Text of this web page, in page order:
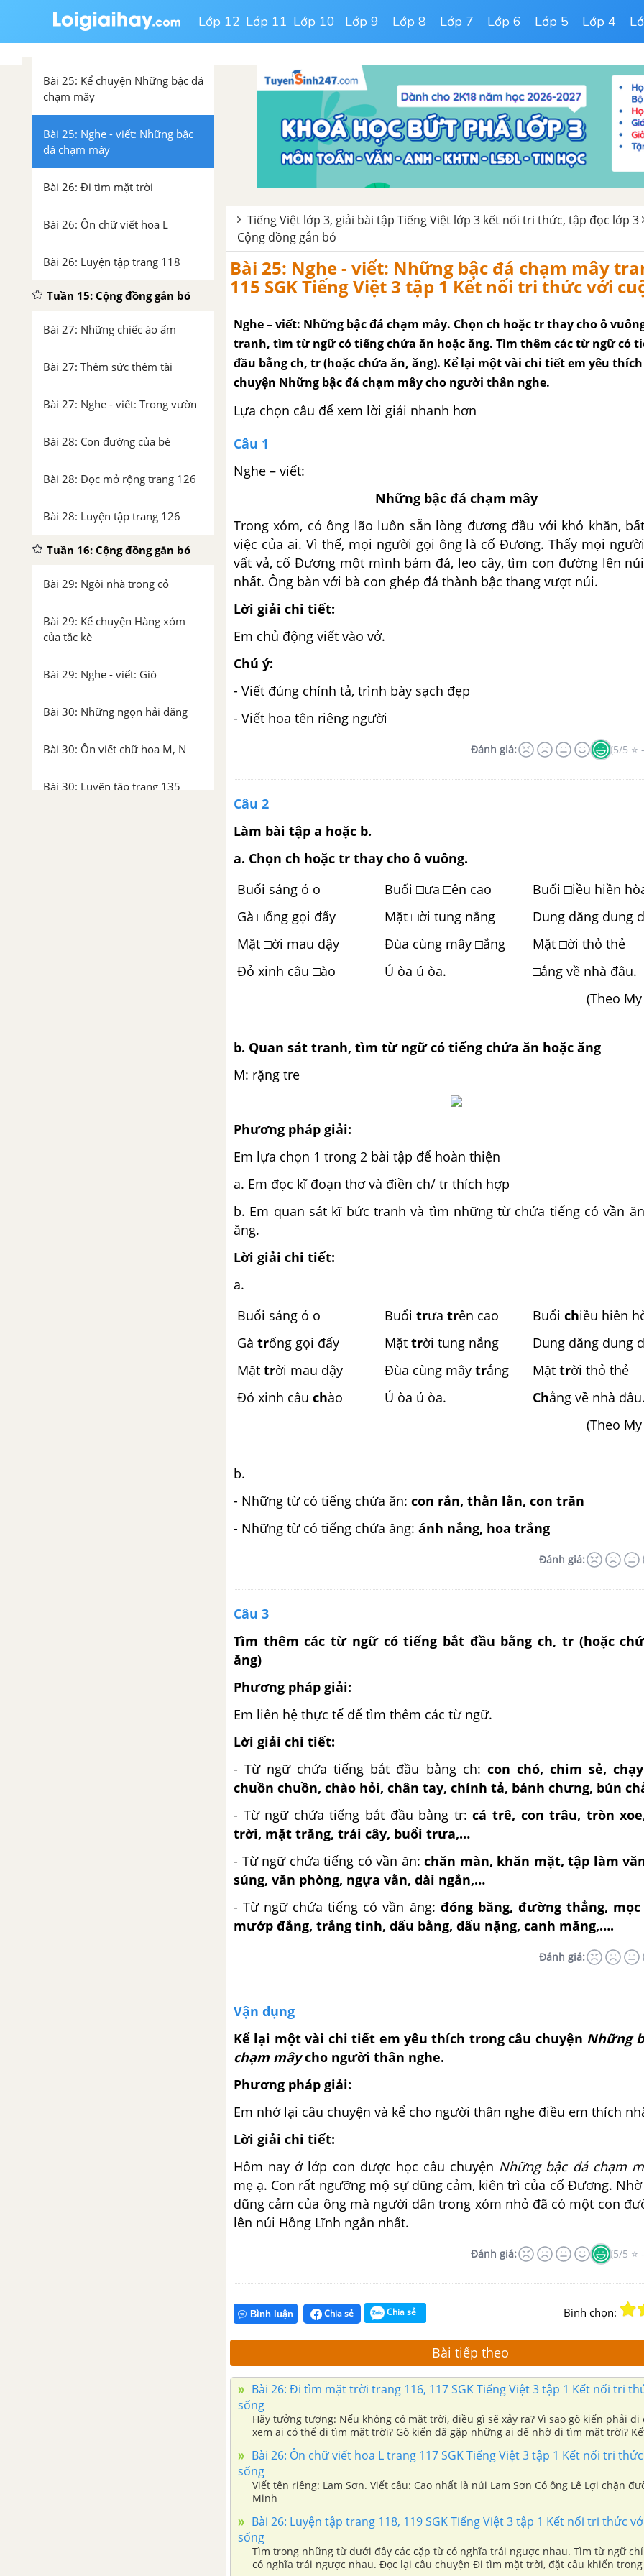
Lớp 12 Lớp 11 Lớp 10 Lớp 9 Lớp 8 Lớp 7 Lớp 6 Lớp 5 Lớp 4
Bài 25: Những bậc đá chạm
mây
Bài 25: Kể chuyện Những bậc đá
chạm mây
Bài 25: Nghe - viết: Những bậc
đá chạm mây
Bài 26: Đi tìm mặt trời
Bài 26: Ôn chữ viết hoa L
Bài 26: Luyện tập trang 118
Tuần 15: Cộng đồng gắn bó
Bài 27: Những chiếc áo ấm
Bài 27: Thêm sức thêm tài
Bài 27: Nghe - viết: Trong vườn
Bài 28: Con đường của bé
Bài 28: Đọc mở rộng trang 126
Bài 28: Luyện tập trang 126
Tuần 16: Cộng đồng gắn bó
Bài 29: Ngôi nhà trong cỏ
Bài 29: Kể chuyện Hàng xóm
của tắc kè
Bài 29: Nghe - viết: Gió
Bài 30: Những ngọn hải đăng
Bài 30: Ôn viết chữ hoa M, N
Bài 30: Luyện tập trang 135
Tiếng Việt lớp 3, giải bài tập Tiếng Việt lớp 3 kết nối tri thức, tập đọc lớp 3
Cộng đồng gắn bó
Bài 25: Nghe - viết: Những bậc đá chạm mây
115 SGK Tiếng Việt 3 tập 1 Kết nối tri thức với
Nghe – viết: Những bậc đá chạm mây. Chọn ch hoặc tr thay cho ô
tranh, tìm từ ngữ có tiếng chứa ăn hoặc ăng. Tìm thêm các từ ngữ có
đầu bằng ch, tr (hoặc chứa ăn, ăng). Kể lại một vài chi tiết em yêu
chuyện Những bậc đá chạm mây cho người thân nghe.
Lựa chọn câu để xem lời giải nhanh hơn
Câu 1
Nghe – viết:
Những bậc đá chạm mây
Trong xóm, có ông lão luôn sẵn lòng đương đầu với khó khăn,
việc của ai. Vì thế, mọi người gọi ông là cố Đương. Thấy mọi
vất vả, cố Đương một mình bám đá, leo cây, tìm con đường lên
nhất. Ông bàn với bà con ghép đá thành bậc thang vượt núi.
Lời giải chi tiết:
Em chủ động viết vào vở.
Chú ý:
- Viết đúng chính tả, trình bày sạch đẹp
- Viết hoa tên riêng người
Đánh giá: (5/5 ⭐
Câu 2
Làm bài tập a hoặc b.
a. Chọn ch hoặc tr thay cho ô vuông.
Buổi sáng ó o
Gà □ống gọi đấy
Mặt □ời mau dậy
Đỏ xinh câu □ào
Buổi □ưa □ên cao
Mặt □ời tung nắng
Đùa cùng mây □ắng
Ú òa ú òa.
Buổi □iều hiền
Dung dăng dung
Mặt □ời thỏ thẻ
□ẳng về nhà đâu.
(Theo
b. Quan sát tranh, tìm từ ngữ có tiếng chứa ăn hoặc ăng
M: rặng tre
Phương pháp giải:
Em lựa chọn 1 trong 2 bài tập để hoàn thiện
a. Em đọc kĩ đoạn thơ và điền ch/ tr thích hợp
b. Em quan sát kĩ bức tranh và tìm những từ chứa tiếng có vần
ăng.
Lời giải chi tiết:
a.
Buổi sáng ó o
Gà trống gọi đấy
Mặt trời mau dậy
Đỏ xinh câu chào
Buổi trưa trên cao
Mặt trời tung nắng
Đùa cùng mây trắng
Ú òa ú òa.
Buổi chiều hiền
Dung dăng dung
Mặt trời thỏ thẻ
Chẳng về nhà đâu.
(Theo
b.
- Những từ có tiếng chứa ăn: con rắn, thằn lằn, con trăn
- Những từ có tiếng chứa ăng: ánh nắng, hoa trắng
Đánh giá:
Câu 3
Tìm thêm các từ ngữ có tiếng bắt đầu bằng ch, tr (hoặc
ăng)
Phương pháp giải:
Em liên hệ thực tế để tìm thêm các từ ngữ.
Lời giải chi tiết:
- Từ ngữ chứa tiếng bắt đầu bằng ch: con chó, chim sẻ,
chuồn chuồn, chào hỏi, chân tay, chính tả, bánh chưng, bún
- Từ ngữ chứa tiếng bắt đầu bằng tr:cá trê, con trâu, tròn
trời, mặt trăng, trái cây, buổi trưa,…
- Từ ngữ chứa tiếng có vần ăn:chăn màn, khăn mặt, tập làm
súng, văn phòng, ngựa vằn, dài ngắn,…
- Từ ngữ chứa tiếng có vần ăng: đóng băng, đường thẳng, mọc
mướp đắng, trắng tinh, dấu bằng, dấu nặng, canh măng,….
Đánh giá:
Vận dụng
Kể lại một vài chi tiết em yêu thích trong câu chuyện Những
chạm mâycho người thân nghe.
Phương pháp giải:
Em nhớ lại câu chuyện và kể cho người thân nghe điều em thích
Lời giải chi tiết:
Hôm nay ở lớp con được học câu chuyện Những bậc đá chạm
mẹ ạ. Con rất ngưỡng mộ sự dũng cảm, kiên trì của cố Đương.
dũng cảm của ông mà người dân trong xóm nhỏ đã có một con
lên núi Hồng Lĩnh ngắn nhất.
Đánh giá: (5/5
Bình luận Chia sẻ Chia sẻ Bình chọn:
Bài tiếp theo
Bài 26: Đi tìm mặt trời trang 116, 117 SGK Tiếng Việt 3 tập 1 Kết nối tri
sống
Hãy tưởng tượng: Nếu không có mặt trời, điều gì sẽ xảy ra? Vì sao gõ kiến phải đi
xem ai có thể đi tìm mặt trời? Gõ kiến đã gặp những ai để nhờ đi tìm mặt trời?
sao? Dựa vào tranh dưới đây, kể lại hành trình đi tìm mặt trời đầy gian nan của
Theo em, vì sao gà trống được mặt trời tặng một cụm lửa hồng? Câu chuyện
điều gì?
Bài 26: Ôn chữ viết hoa L trang 117 SGK Tiếng Việt 3 tập 1 Kết nối tri
sống
Viết tên riêng: Lam Sơn. Viết câu: Cao nhất là núi Lam Sơn Có ông Lê Lợi chặn
Minh
Bài 26: Luyện tập trang 118, 119 SGK Tiếng Việt 3 tập 1 Kết nối tri thức
sống
Tìm trong những từ dưới đây các cặp từ có nghĩa trái ngược nhau. Tìm từ ngữ
có nghĩa trái ngược nhau. Đọc lại câu chuyện Đi tìm mặt trời, đặt câu khiến